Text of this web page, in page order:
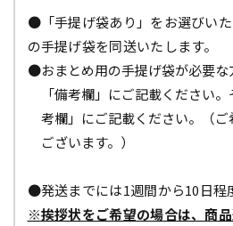
●「手提げ袋あり」をお選びい
の手提げ袋を同送いたします。
●おまとめ用の手提げ袋が必要な
「備考欄」にご記載ください
考欄」にご記載ください。（
ございます。）
●発送までには1週間から10日程
※挨拶状をご希望の場合は、商